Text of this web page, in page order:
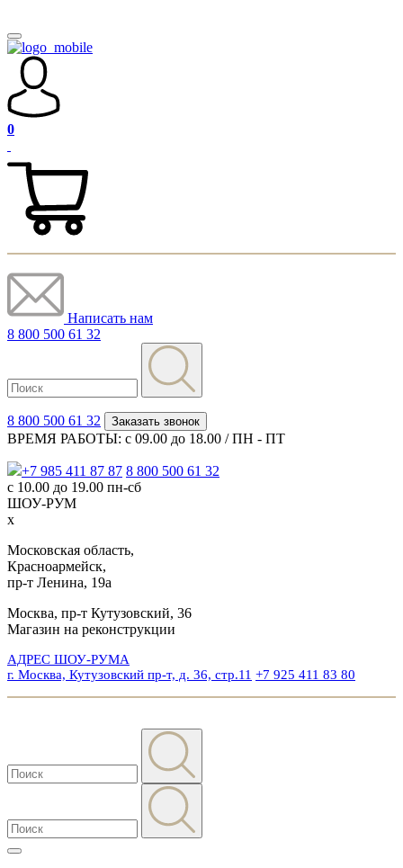
0
Написать нам
8 800 500 61 32
8 800 500 61 32 Заказать звонок
ВРЕМЯ РАБОТЫ: с 09.00 до 18.00 / ПН - ПТ
+7 985 411 87 87 8 800 500 61 32
с 10.00 до 19.00 пн-сб
ШОУ-РУМ
x
Московская область,
Красноармейск,
пр-т Ленина, 19а
Москва, пр-т Кутузовский, 36
Магазин на реконструкции
АДРЕС ШОУ-РУМА
г. Москва, Кутузовский пр-т, д. 36, стр.11 +7 925 411 83 80